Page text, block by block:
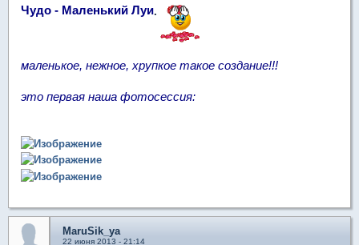
Чудо - Маленький Луи.
маленькое, нежное, хрупкое такое создание!!!
это первая наша фотосессия:
MaruSik_ya
22 июня 2013 - 21:14